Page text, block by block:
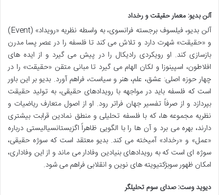
آلن بدیو: معمار حقیقت و رخداد
آلن بدیو، فیلسوف برجسته فرانسوی، به واسطه نظریه «رویداد» (Event)
و «حقیقت» شهرت دارد و تلاش می کند تا فلسفه را در عصر پسا مدرن
بازسازی کند. او رویکردی رادیکال را در پیش می گیرد و از ایده های
افلاطون، اسپینوزا و لکان الهام می گیرد تا مبانی متقن «حقیقت» را در
چهار حوزه اصلی: عشق، علم، هنر و سیاست، فراهم آورد. بدیو بر این باور
است که فلسفه باید در مواجهه با رویدادهای حقیقی، به تولید حقیقت
بپردازد و از صرفاً تفسیر جهان فراتر رود. او از اصول متعارف ریاضیات و
نظریه مجموعه ها، که با فلسفه تحلیلی و منطق نمادین قرابت بیشتری
دارند، بهره می برد و آن ها را با الگویی ظاهراً اگزیستانسیالیستی درباره
«عمل» و «رخداد» آمیخته می کند. بدیو معتقد است که سوژه حقیقی،
سوژه ای است که به رویدادهای بنیادین وفادار می ماند و از این وفاداری،
امکان ظهور سوبژکتیویته های نوین و انقلابی فراهم می شود.
دیوید وست: صدای سوم تحلیلگر